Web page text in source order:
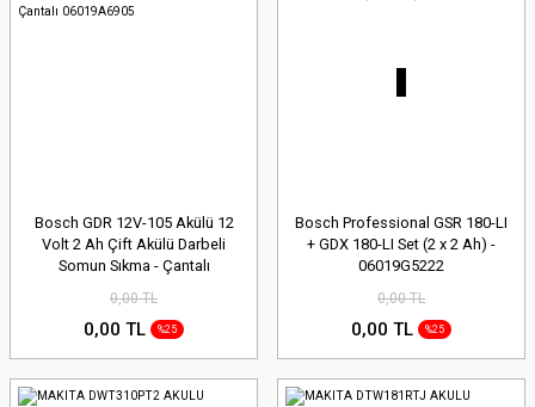
Bosch GDR 12V-105 Akülü 12
Volt 2 Ah Çift Akülü Darbeli
Somun Sıkma - Çantalı
0,00 TL
0,00 TL %25
Bosch Professional GSR 180-LI
+ GDX 180-LI Set (2 x 2 Ah) -
06019G5222
0,00 TL
0,00 TL %25